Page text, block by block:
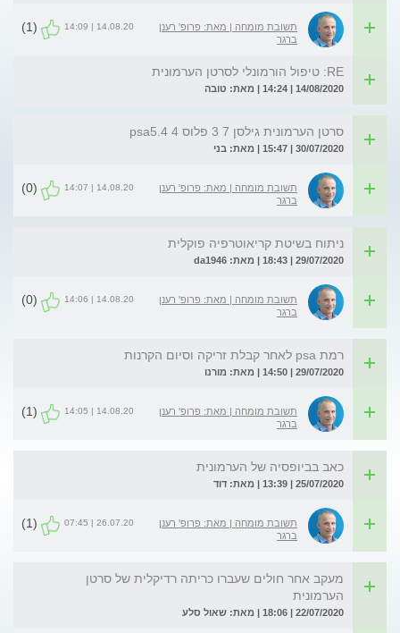
תשובת מומחה | מאת: פרופ' רענן
ברגר
14.08.20 | 14:09
(1)
RE: טיפול הורמונלי לסרטן הערמונית
14/08/2020 | 14:24 | מאת: טובה
סרטן הערמונית גילסן 7 3 פלוס 4 psa5.4
30/07/2020 | 15:47 | מאת: בני
תשובת מומחה | מאת: פרופ' רענן
ברגר
14.08.20 | 14:07
(0)
ניתוח בשיטת קריאוטרפיה פוקלית
29/07/2020 | 18:43 | מאת: da1946
תשובת מומחה | מאת: פרופ' רענן
ברגר
14.08.20 | 14:06
(0)
רמת psa לאחר קבלת זריקה וסיום הקרנות
29/07/2020 | 14:50 | מאת: מורנו
תשובת מומחה | מאת: פרופ' רענן
ברגר
14.08.20 | 14:05
(1)
כאב בביופסיה של הערמונית
25/07/2020 | 13:39 | מאת: דוד
תשובת מומחה | מאת: פרופ' רענן
ברגר
26.07.20 | 07:45
(1)
מעקב אחר חולים שעברו כריתה רדיקלית של סרטן
הערמונית
22/07/2020 | 18:06 | מאת: שאול סלע